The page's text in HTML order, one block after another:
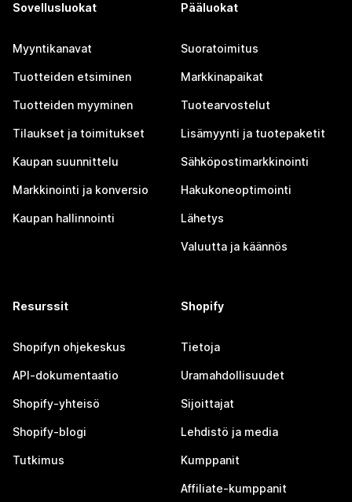
Sovellusluokat
Myyntikanavat
Tuotteiden etsiminen
Tuotteiden myyminen
Tilaukset ja toimitukset
Kaupan suunnittelu
Markkinointi ja konversio
Kaupan hallinnointi
Pääluokat
Suoratoimitus
Markkinapaikat
Tuotearvostelut
Lisämyynti ja tuotepaketit
Sähköpostimarkkinointi
Hakukoneoptimointi
Lähetys
Valuutta ja käännös
Resurssit
Shopifyn ohjekeskus
API-dokumentaatio
Shopify-yhteisö
Shopify-blogi
Tutkimus
Shopify
Tietoja
Uramahdollisuudet
Sijoittajat
Lehdistö ja media
Kumppanit
Affiliate-kumppanit